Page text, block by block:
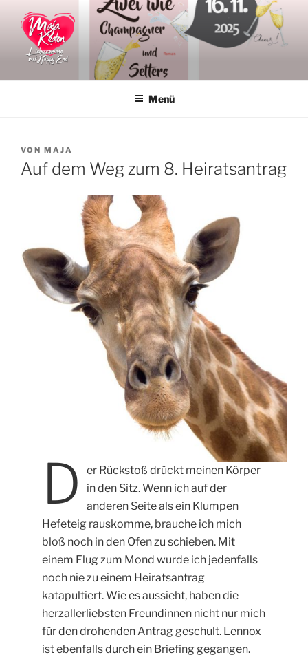
Inhalt
springen
MAJA KEATON
Menü
VERÖFFENTLICHT
AM
VON MAJA
Auf dem Weg zum 8. Heiratsantrag
D
er Rückstoß drückt meinen Körper
in den Sitz. Wenn ich auf der
anderen Seite als ein Klumpen
Hefeteig rauskomme, brauche ich mich
bloß noch in den Ofen zu schieben. Mit
einem Flug zum Mond wurde ich jedenfalls
noch nie zu einem Heiratsantrag
katapultiert. Wie es aussieht, haben die
herzallerliebsten Freundinnen nicht nur mich
für den drohenden Antrag geschult. Lennox
ist ebenfalls durch ein Briefing gegangen.